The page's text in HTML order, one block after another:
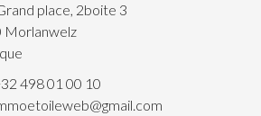
place, 2boite 3
Morlanwelz
498 01 00 10